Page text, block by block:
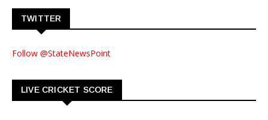
TWITTER
Follow @StateNewsPoint
LIVE CRICKET SCORE